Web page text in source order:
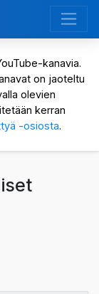
kanavia.
on jaoteltu
olevien
kerran
-osiosta.